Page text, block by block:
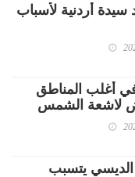
سيدة أردنية لأسباب
في أغلب المناطق
لاشعة الشمس
الديسي يتسبب